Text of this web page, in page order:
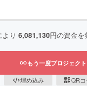
り 6,081,130円の資金を
もう一度プロジェク
埋め込み QR